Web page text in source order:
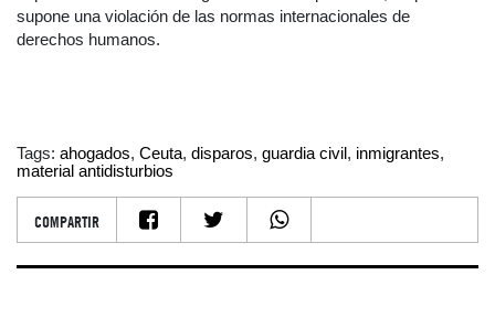
supone una violación de las normas internacionales de
derechos humanos.
Tags: ahogados, Ceuta, disparos, guardia civil, inmigrantes,
material antidisturbios
COMPARTIR